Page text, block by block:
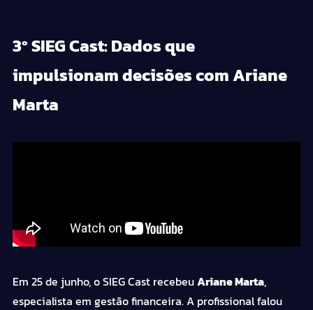
3º SIEG Cast: Dados que
impulsionam decisões com Ariane
Marta
Em 25 de junho, o SIEG Cast recebeuAriane Marta,
especialista em gestãofinanceira. A profissional falou